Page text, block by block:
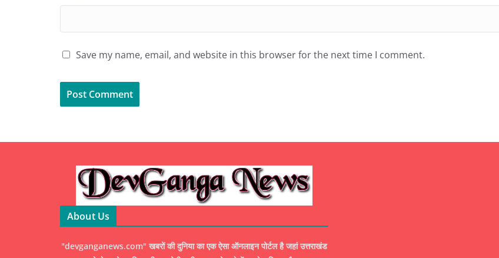
Save my name, email, and website in this browser for the next time I comment.
About Us
"devganganews.com" खबरों की दुनिया का एक ऐसा ऑनलाइन पोर्टल है जहां उत्तराखंड